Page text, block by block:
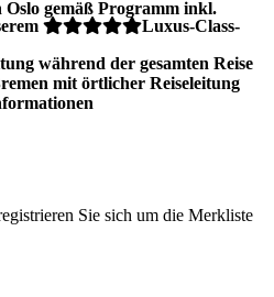
gemäß Programm inkl.
Luxus-Class-
während der gesamten Reise
mit örtlicher Reiseleitung
Sie sich um die Merkliste